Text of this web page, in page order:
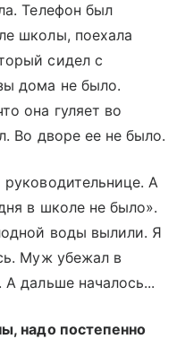
Телефон был
школы, поехала
сидел с
дома не было.
она гуляет во
Во дворе ее не было.
руководительнице. А
в школе не было».
воды вылили. Я
Муж убежал в
дальше началось...
надо постепенно